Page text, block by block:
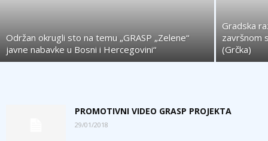
Održan okrugli sto na temu „GRASP „Zelene“
javne nabavke u Bosni i Hercegovini“
Gradska
završnom
(Grčka)
PROMOTIVNI VIDEO GRASP PROJEKTA
29/01/2018